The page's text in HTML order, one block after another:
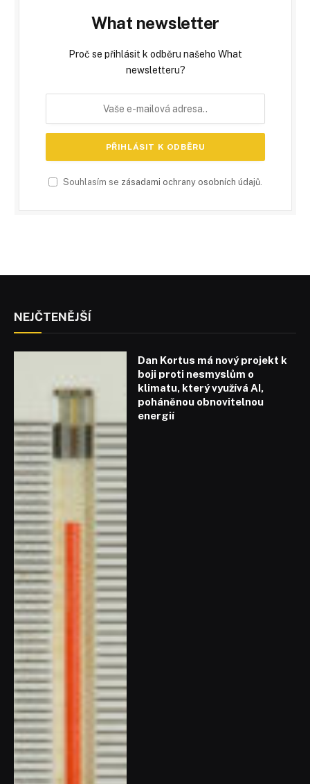
What newsletter
Proč se přihlásit k odběru našeho What
newsletteru?
Souhlasím se zásadami ochrany osobních údajů.
NEJČTENĚJŠÍ
Dan Kortus má nový projekt k
boji proti nesmyslům o
klimatu, který využívá AI,
poháněnou obnovitelnou
energií